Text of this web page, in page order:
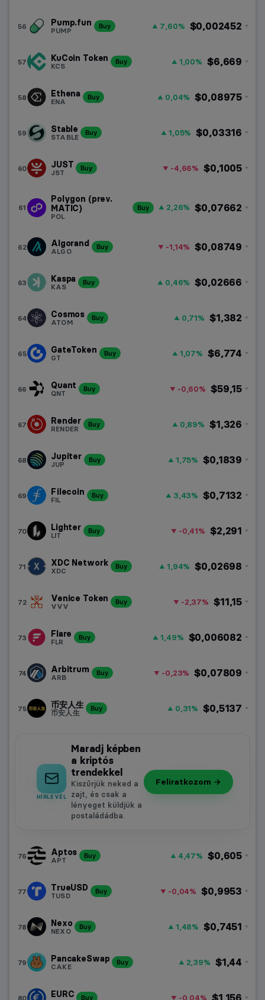
56 Pump.fun
PUMP
Buy $0,002452
7,60%
57 KuCoin Token
KCS
Buy $6,669
1,00%
58 Ethena
ENA
Buy $0,08975
0,04%
59 Stable
STABLE
Buy $0,03316
1,05%
60 JUST
JST
Buy $0,1005
-4,66%
61
Polygon (prev.
MATIC)
POL
Buy $0,07662
2,26%
62 Algorand
ALGO
Buy $0,08749
-1,14%
63 Kaspa
KAS
Buy $0,02666
0,46%
64 Cosmos
ATOM
Buy $1,382
0,71%
65 GateToken
GT
Buy $6,774
1,07%
66 Quant
QNT
Buy $59,15
-0,60%
67 Render
RENDER
Buy $1,326
0,89%
68 Jupiter
JUP
Buy $0,1839
1,75%
69 Filecoin
FIL
Buy $0,7132
3,43%
70 Lighter
LIT
Buy $2,291
-0,41%
71 XDC Network
XDC
Buy $0,02698
1,94%
72 Venice Token
VVV
Buy $11,15
-2,37%
73 Flare
FLR
Buy $0,006082
1,49%
74 Arbitrum
ARB
Buy $0,07809
-0,23%
75 币安人生
币安人生
Buy $0,5137
0,31%
HÍRLEVÉL
Maradj képben
a kriptós
trendekkel
Kiszűrjük neked a
zajt, és csak a
lényeget küldjük a
postaládádba.
Feliratkozom →
76 Aptos
APT
Buy $0,605
4,47%
77 TrueUSD
TUSD
Buy $0,9953
-0,04%
78 Nexo
NEXO
Buy $0,7451
1,48%
79 PancakeSwap
CAKE
Buy $1,44
2,39%
80 EURC Buy -0,04%